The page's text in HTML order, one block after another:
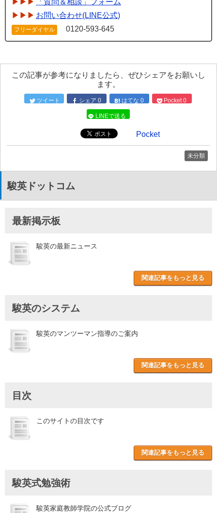
お問い合わせ(LINE公式)
フリーダイヤル 0120-593-645
この記事が参考になりましたら、ぜひシェアをお願いし
ます。
ツイート シェア 0 はてな 0 Pocket 0
LINEで送る
Pocket
未分類
駿英ドットコム
最新掲示板
駿英の最新ニュース
関連記事をもっと見る
駿英のシステム
駿英のマンツーマン指導のご案内
関連記事をもっと見る
目次
このサイトの目次です
関連記事をもっと見る
駿英式勉強術
駿英家庭教師学院の公式ブログ